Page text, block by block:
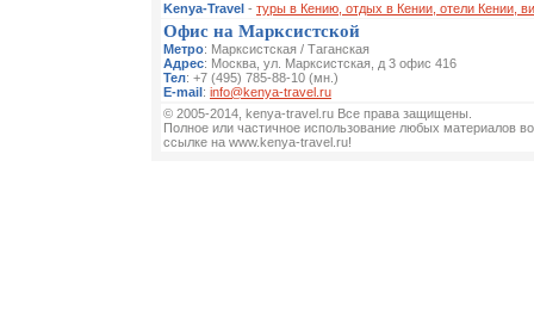
Kenya-Travel - туры в Кению, отдых в Кении, отели Кении,
Офис на Марксистской
Метро: Марксистская / Таганская
Адрес: Москва, ул. Марксистская, д 3 офис 416
Тел: +7 (495) 785-88-10 (мн.)
E-mail: info@kenya-travel.ru
© 2005-2014, kenya-travel.ru Все права защищены.
Полное или частичное использование любых материалов
ссылке на www.kenya-travel.ru!